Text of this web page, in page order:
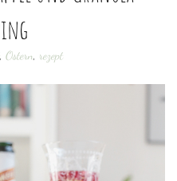
Ostern rezept